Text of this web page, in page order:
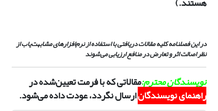
در این فصلنامه کلیه مقالات دریافتی با استفاده از نرم‌افزارهای مشابهت‌یاب از
نظر اصالت اثر و تعارض در منافع ارزیابی می‌شوند
نویسندگان محترم:مقالاتی که با فرمت تعیین‌شده در
راهنمای نویسندگانارسال نگردد، عودت داده می‌شود.